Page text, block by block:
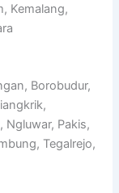
Kemalang,
Borobudur,
Pakis,
Tegalrejo,